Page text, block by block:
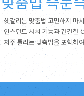
헷갈리는 맞춤법 고민하지 마
인스턴트 서치 기능과 간결한
자주 틀리는 맞춤법을 포함하